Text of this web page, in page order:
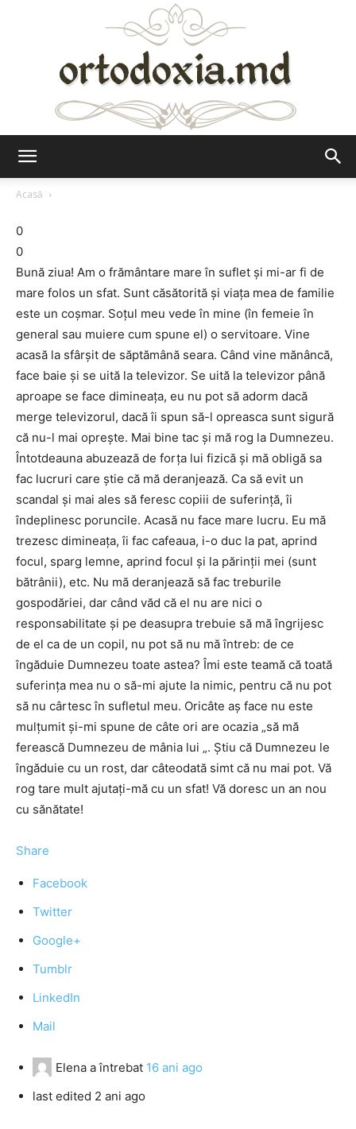
Acasă
0
0
Bună ziua! Am o frământare mare în suflet şi mi-ar fi de
mare folos un sfat. Sunt căsătorită şi viaţa mea de familie
este un coşmar. Soţul meu vede în mine (în femeie în
general sau muiere cum spune el) o servitoare. Vine
acasă la sfârşit de săptămână seara. Când vine mănâncă,
face baie şi se uită la televizor. Se uită la televizor până
aproape se face dimineaţa, eu nu pot să adorm dacă
merge televizorul, dacă îi spun să-l opreasca sunt sigură
că nu-l mai opreşte. Mai bine tac şi mă rog la Dumnezeu.
Întotdeauna abuzează de forţa lui fizică şi mă obligă sa
fac lucruri care ştie că mă deranjează. Ca să evit un
scandal şi mai ales să feresc copiii de suferinţă, îi
îndeplinesc poruncile. Acasă nu face mare lucru. Eu mă
trezesc dimineaţa, îi fac cafeaua, i-o duc la pat, aprind
focul, sparg lemne, aprind focul şi la părinţii mei (sunt
bătrânii), etc. Nu mă deranjează să fac treburile
gospodăriei, dar când văd că el nu are nici o
responsabilitate şi pe deasupra trebuie să mă îngrijesc
de el ca de un copil, nu pot să nu mă întreb: de ce
îngăduie Dumnezeu toate astea? Îmi este teamă că toată
suferinţa mea nu o să-mi ajute la nimic, pentru că nu pot
să nu cârtesc în sufletul meu. Oricâte aş face nu este
mulţumit şi-mi spune de câte ori are ocazia „să mă
ferească Dumnezeu de mânia lui „. Ştiu că Dumnezeu le
îngăduie cu un rost, dar câteodată simt că nu mai pot. Vă
rog tare mult ajutaţi-mă cu un sfat! Vă doresc un an nou
cu sănătate!
Share
Facebook
Twitter
Google+
Tumblr
LinkedIn
Mail
Elena a întrebat 16 ani ago
last edited 2 ani ago